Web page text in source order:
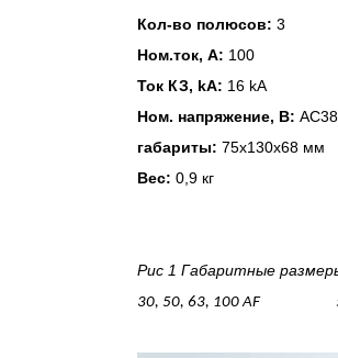
Кол-во полюсов: 3
Ном.ток, А: 100
Ток КЗ, kA: 16 kA
Ном. напряжение, В:
габариты: 75х130х68 мм
Вес: 0,9 кг
Рис 1 Габаритные
30, 50, 63, 100 AF